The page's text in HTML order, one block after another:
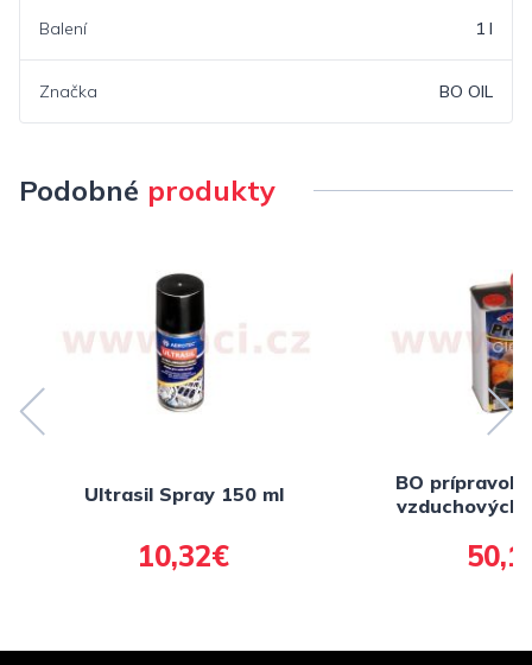
Balení 1 l
Značka BO OIL
Podobné produkty
Ultrasil Spray 150 ml
10,32€
BO prípravok
vzduchových